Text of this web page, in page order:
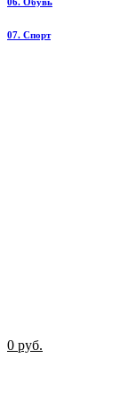
07. Спорт
0 руб.